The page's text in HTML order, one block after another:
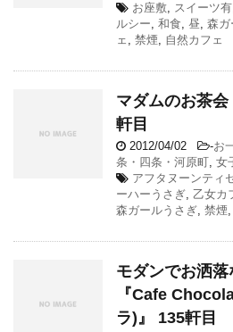
お座敷, スイーツ有
ルシー, 和食, 昼, 森ガ
ェ , 禁煙, 自然カフェ
マダムのお茶
軒目
2012/04/02 -お
条・四条・河原町, 女
アフタヌーンティ
ーハーうさぎ, 乙女カ
森ガールうさぎ, 禁煙,
モダンでお洒
『Cafe
ラ)』 135軒目